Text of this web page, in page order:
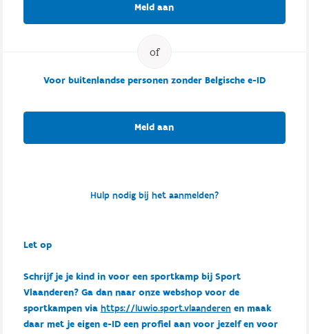
Meld aan
Voor buitenlandse personen zonder Belgische e-ID
Meld aan
Hulp nodig bij het aanmelden?
Let op
Schrijf je je kind in voor een sportkamp bij Sport
Vlaanderen? Ga dan naar onze webshop voor de
sportkampen via https://luwio.sport.vlaanderenen maak
daar met je eigen e-ID een profiel aan voor jezelf en voor